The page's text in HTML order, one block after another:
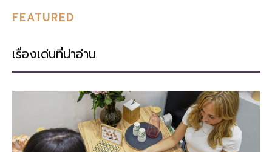
FEATURED
เรื่องเด่นที่น่าอ่าน